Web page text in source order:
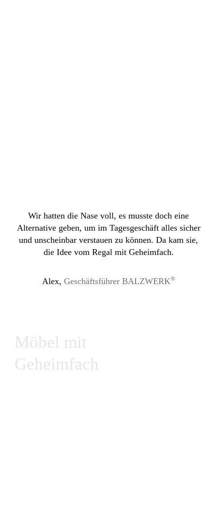
Wir hatten die Nase voll, es musste doch eine
Alternative geben, um im Tagesgeschäft alles sicher
und unscheinbar verstauen zu können. Da kam sie,
die Idee vom Regal mit Geheimfach.
Alex, Geschäftsführer BALZWERK®
Möbel mit
Geheimfach